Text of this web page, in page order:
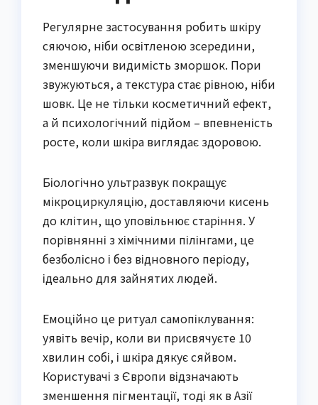
Регулярне застосування робить шкіру
сяючою, ніби освітленою зсередини,
зменшуючи видимість зморшок. Пори
звужуються, а текстура стає рівною, ніби
шовк. Це не тільки косметичний ефект,
а й психологічний підйом – впевненість
росте, коли шкіра виглядає здоровою.
Біологічно ультразвук покращує
мікроциркуляцію, доставляючи кисень
до клітин, що уповільнює старіння. У
порівнянні з хімічними пілінгами, це
безболісно і без відновного періоду,
ідеально для зайнятих людей.
Емоційно це ритуал самопіклування:
уявіть вечір, коли ви присвячуєте 10
хвилин собі, і шкіра дякує сяйвом.
Користувачі з Європи відзначають
зменшення пігментації, тоді як в Азії